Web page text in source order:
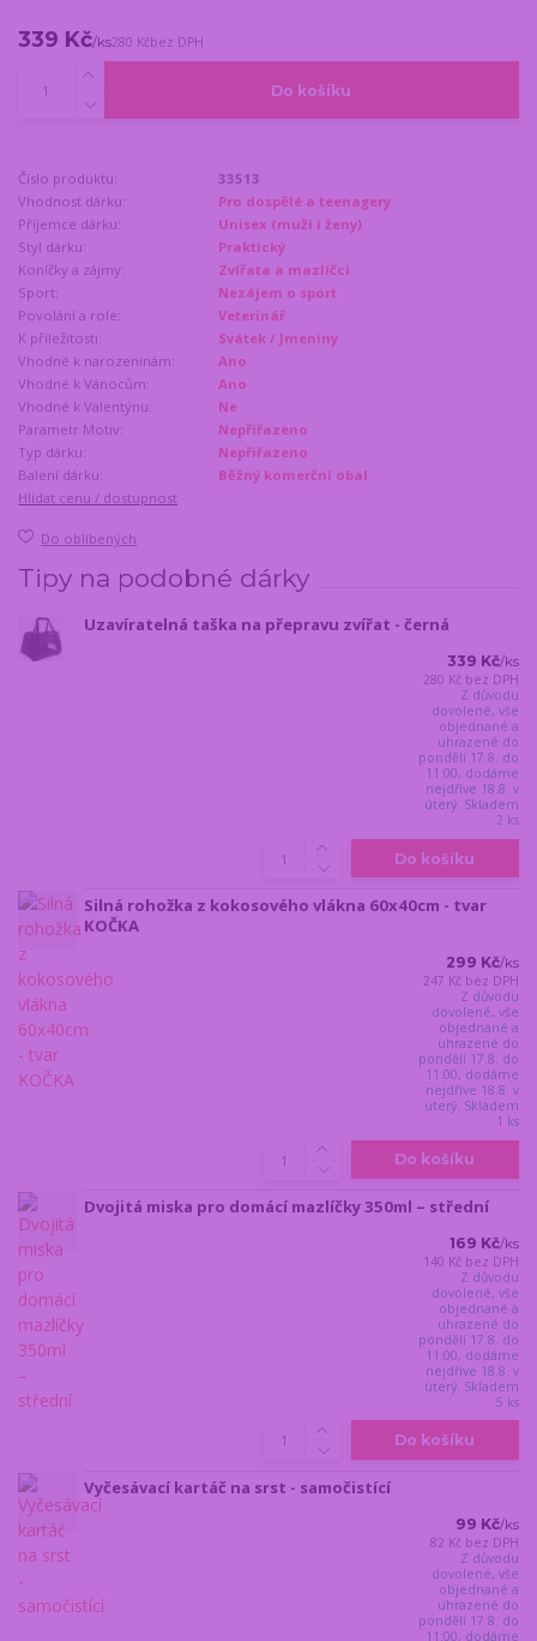
339 Kč/ks280 Kčbez DPH
Do košíku
Číslo produktu:
33513
Vhodnost dárku:
Pro dospělé a teenagery
Příjemce dárku:
Unisex (muži i ženy)
Styl dárku:
Praktický
Koníčky a zájmy:
Zvířata a mazlíčci
Sport:
Nezájem o sport
Povolání a role:
Veterinář
K příležitosti:
Svátek / Jmeniny
Vhodné k narozeninám:
Ano
Vhodné k Vánocům:
Ano
Vhodné k Valentýnu:
Ne
Parametr Motiv:
Nepřiřazeno
Typ dárku:
Nepřiřazeno
Balení dárku:
Běžný komerční obal
Hlídat cenu / dostupnost
Do oblíbených
Tipy na podobné dárky
Uzavíratelná taška na přepravu zvířat - černá
339 Kč/ks
280 Kč bez DPH
Z důvodu
dovolené, vše
objednané a
uhrazené do
pondělí 17.8. do
11:00, dodáme
nejdříve 18.8. v
úterý. Skladem
2 ks
Do košíku
Silná rohožka z kokosového vlákna 60x40cm - tvar
KOČKA
299 Kč/ks
247 Kč bez DPH
Z důvodu
dovolené, vše
objednané a
uhrazené do
pondělí 17.8. do
11:00, dodáme
nejdříve 18.8. v
úterý. Skladem
1 ks
Do košíku
Dvojitá miska pro domácí mazlíčky 350ml – střední
169 Kč/ks
140 Kč bez DPH
Z důvodu
dovolené, vše
objednané a
uhrazené do
pondělí 17.8. do
11:00, dodáme
nejdříve 18.8. v
úterý. Skladem
5 ks
Do košíku
Vyčesávací kartáč na srst - samočistící
99 Kč/ks
82 Kč bez DPH
Z důvodu
dovolené, vše
objednané a
uhrazené do
pondělí 17.8. do
11:00, dodáme